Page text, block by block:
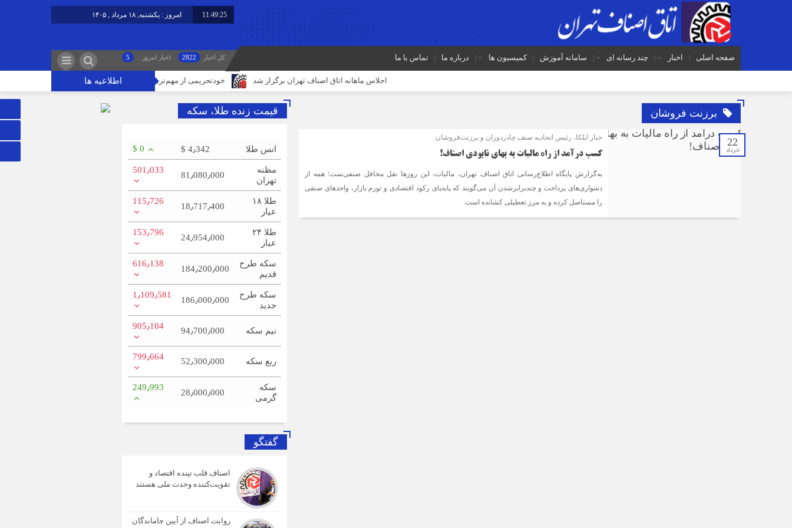
11:49:25 امروز : یکشنبه, ۱۸ مرداد , ۱۴۰۵
صفحه اصلی اخبار چند رسانه ای سامانه آموزش کمیسیون ها درباره ما تماس با ما کل اخبار 2822 اخبار امروز : 5
اطلاعیه ها اجلاس ماهانه اتاق اصناف تهران برگزار شد خودتحریمی از مهم‌ترین مشکلات اصناف/ عینک کالای لوکس نیست
برزنت فروشان
22
خرداد
جبار ایلکا، رئیس اتحادیه صنف چادردوزان و برزنت‌فروشان:
کسب درآمد از راه مالیات به بهای نابودی اصناف!
به‌گزارش پایگاه اطلاع‌رسانی اتاق اصناف تهران، مالیات، این روزها نقل محافل صنفی‌ست؛ همه از
دشواری‌های پرداخت و چندبرابرشدن آن می‌گویند که پابه‌پای رکود اقتصادی و تورم بازار، واحدهای صنفی
را مستاصل کرده و به مرز تعطیلی کشانده است.
قیمت زنده طلا، سکه
انس طلا $ 4٫342 $ 0
مظنه
تهران
81٫080٫000
501٫033
طلا ۱۸
عیار
18٫717٫400
115٫726
طلا ۲۴
عیار
24٫954٫000
153٫796
سکه طرح
قدیم
184٫200٫000
616٫138
سکه طرح
جدید
186٫000٫000
1٫109٫581
نیم سکه 94٫700٫000 905٫104
ربع سکه 52٫300٫000 799٫664
سکه
گرمی
28٫000٫000
249٫993
گفتگو
اصناف قلب تپنده اقتصاد و
تقویت‌کننده وحدت ملی هستند
روایت اصناف از آیین جاماندگان